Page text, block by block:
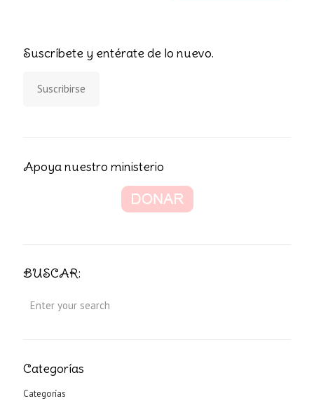
Suscríbete y entérate de lo nuevo.
Suscribirse
Apoya nuestro ministerio
BUSCAR:
Categorías
Categorías